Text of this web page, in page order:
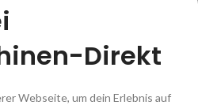
Direkt
Webseite, um dein Erlebnis auf